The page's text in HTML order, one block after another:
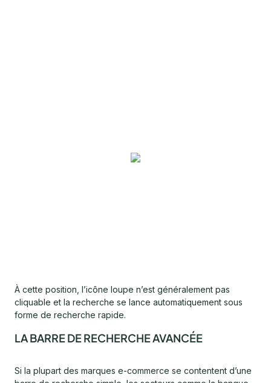
À cette position, l’icône loupe n’est généralement pas
cliquable et la recherche se lance automatiquement sous
forme de recherche rapide.
LA BARRE DE RECHERCHE AVANCÉE
Si la plupart des marques e-commerce se contentent d’une